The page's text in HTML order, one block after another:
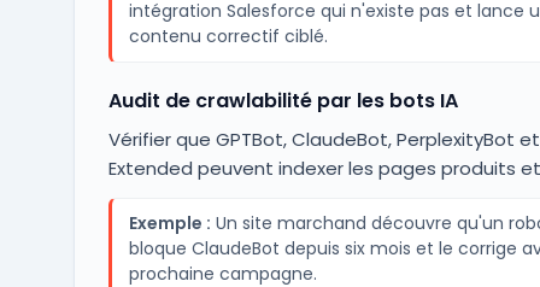
intégration Salesforce qui n'existe pas et lance
contenu correctif ciblé.
Audit de crawlabilité par les bots IA
Vérifier que GPTBot, ClaudeBot, PerplexityBot
Extended peuvent indexer les pages produits
Exemple : Un site marchand découvre qu'un
bloque ClaudeBot depuis six mois et le corrige
prochaine campagne.